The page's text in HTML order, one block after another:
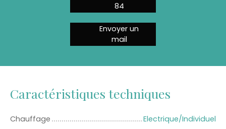
84
Envoyer un
mail
Caractéristiques techniques
Chauffage
Electrique/Individuel